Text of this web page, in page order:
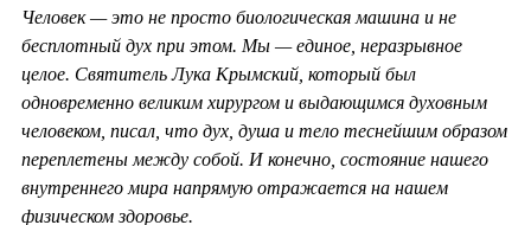
Человек — это не просто биологическая машина и не
бесплотный дух при этом. Мы — единое, неразрывное
целое. Святитель Лука Крымский, который был
одновременно великим хирургом и выдающимся духовным
человеком, писал, что дух, душа и тело теснейшим образом
переплетены между собой. И конечно, состояние нашего
внутреннего мира напрямую отражается на нашем
физическом здоровье.